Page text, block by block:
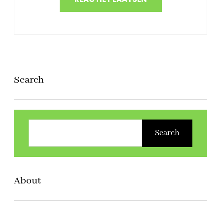
Search
k
n
Search
About